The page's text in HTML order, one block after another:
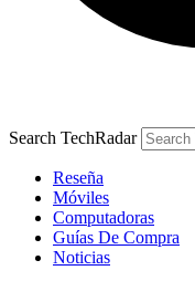
Search TechRadar
Reseña
Móviles
Computadoras
Guías De Compra
Noticias